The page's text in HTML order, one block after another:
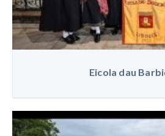
Eicola dau